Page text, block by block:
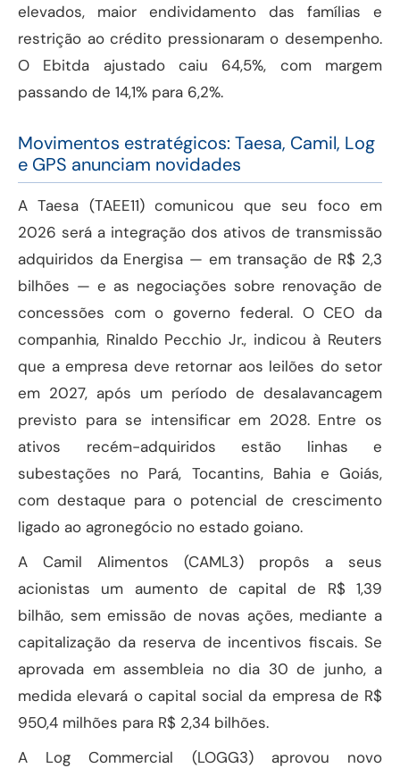
elevados, maior endividamento das famílias e
restrição ao crédito pressionaram o desempenho.
O Ebitda ajustado caiu 64,5%, com margem
passando de 14,1% para 6,2%.
Movimentos estratégicos: Taesa, Camil, Log
e GPS anunciam novidades
A Taesa (TAEE11) comunicou que seu foco em
2026 será a integração dos ativos de transmissão
adquiridos da Energisa — em transação de R$ 2,3
bilhões — e as negociações sobre renovação de
concessões com o governo federal. O CEO da
companhia, Rinaldo Pecchio Jr., indicou à Reuters
que a empresa deve retornar aos leilões do setor
em 2027, após um período de desalavancagem
previsto para se intensificar em 2028. Entre os
ativos recém-adquiridos estão linhas e
subestações no Pará, Tocantins, Bahia e Goiás,
com destaque para o potencial de crescimento
ligado ao agronegócio no estado goiano.
A Camil Alimentos (CAML3) propôs a seus
acionistas um aumento de capital de R$ 1,39
bilhão, sem emissão de novas ações, mediante a
capitalização da reserva de incentivos fiscais. Se
aprovada em assembleia no dia 30 de junho, a
medida elevará o capital social da empresa de R$
950,4 milhões para R$ 2,34 bilhões.
A Log Commercial (LOGG3) aprovou novo